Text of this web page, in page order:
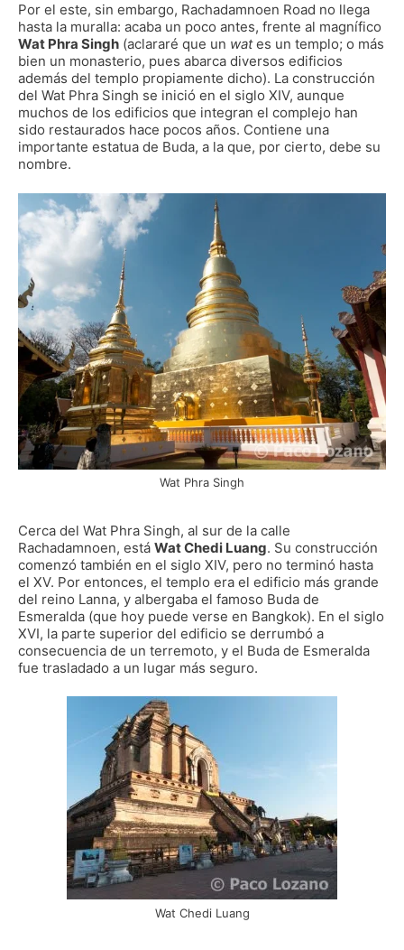
Por el este, sin embargo, Rachadamnoen Road no llega
hasta la muralla: acaba un poco antes, frente al magnífico
Wat Phra Singh (aclararé que un wates un templo; o más
bien un monasterio, pues abarca diversos edificios
además del templo propiamente dicho). La construcción
del Wat Phra Singh se inició en el siglo XIV, aunque
muchos de los edificios que integran el complejo han
sido restaurados hace pocos años. Contiene una
importante estatua de Buda, a la que, por cierto, debe su
nombre.
Wat Phra Singh
Cerca del Wat Phra Singh, al sur de la calle
Rachadamnoen, está Wat Chedi Luang. Su construcción
comenzó también en el siglo XIV, pero no terminó hasta
el XV. Por entonces, el templo era el edificio más grande
del reino Lanna, y albergaba el famoso Buda de
Esmeralda (que hoy puede verse en Bangkok). En el siglo
XVI, la parte superior del edificio se derrumbó a
consecuencia de un terremoto, y el Buda de Esmeralda
fue trasladado a un lugar más seguro.
Wat Chedi Luang